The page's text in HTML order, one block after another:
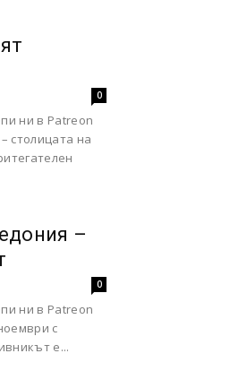
0
ни в Patreon
столицата на
–
0
ни в Patreon
с
е...